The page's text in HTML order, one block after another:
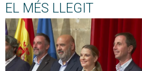
EL MÉS LLEGIT